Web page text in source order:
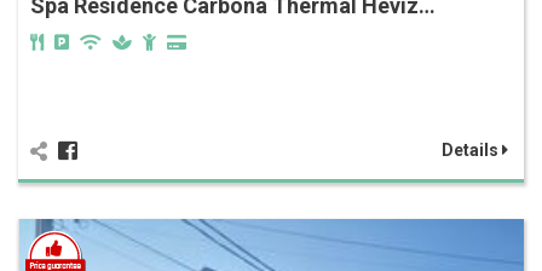
Spa Residence Carbona Thermal Hévíz…
Details